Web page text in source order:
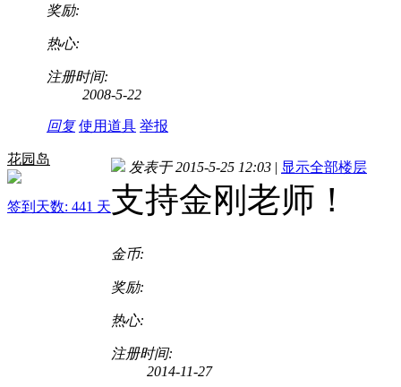
奖励:
热心:
注册时间:
2008-5-22
回复 使用道具 举报
花园岛
签到天数: 441 天
发表于 2015-5-25 12:03 | 显示全部楼层
支持金刚老师！
金币:
奖励:
热心:
注册时间:
2014-11-27